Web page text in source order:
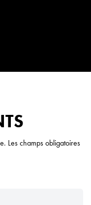
Les champs obligatoires